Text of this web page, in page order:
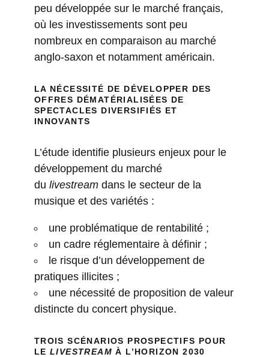
peu développée sur le marché français,
où les investissements sont peu
nombreux en comparaison au marché
anglo-saxon et notamment américain.
LA NÉCESSITÉ DE DÉVELOPPER DES
OFFRES DÉMATÉRIALISÉES DE
SPECTACLES DIVERSIFIÉS ET
INNOVANTS
L’étude identifie plusieurs enjeux pour le
développement du marché
du livestreamdans le secteur de la
musique et des variétés :
une problématique de rentabilité ;
un cadre réglementaire à définir ;
le risque d’un développement de
pratiques illicites ;
une nécessité de proposition de valeur
distincte du concert physique.
TROIS SCÉNARIOS PROSPECTIFS POUR
LE LIVESTREAM À L’HORIZON 2030